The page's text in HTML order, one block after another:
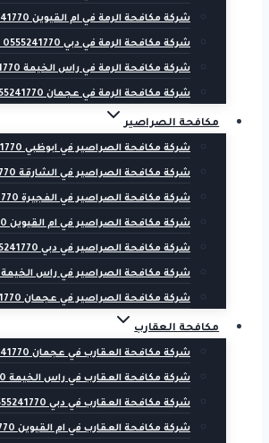
شركة مكافحة الرمة في ام القيوين 0555241770 Sharja Dubai
شركة مكافحة الرمة في دبي 0555241770 Sharja Dubai
شركة مكافحة الرمة في راس الخيمة 0555241770 Sharja Dubai
شركة مكافحة الرمة في عجمان 0555241770 Sharja Dubai
مكافحة الصراصير
شركة مكافحة الصراصير في ابوظبي 0555241770 Sharja Dubai
شركة مكافحة الصراصير في الشارقة 0555241770 Sharja Dubai
شركة مكافحة الصراصير في الفجيرة 0555241770 Sharja Dubai
شركة مكافحة الصراصير في ام القيوين 0555241770 Sharja Dubai
شركة مكافحة الصراصير في دبي 0555241770 Sharja Dubai
شركة مكافحة الصراصير في راس الخيمة 0555241770 Sharja Dubai
شركة مكافحة الصراصير في عجمان 0555241770 Sharja Dubai
مكافحة العقارب
شركة مكافحة العقارب في عجمان 0555241770 Sharja Dubai
شركة مكافحة العقارب في راس الخيمة 0555241770 Sharja Dubai
شركة مكافحة العقارب في دبي 0555241770 Sharja Dubai
شركة مكافحة العقارب في ام القيوين 0555241770 Sharja Dubai